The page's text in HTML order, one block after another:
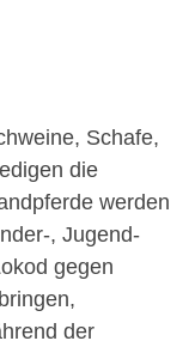
Schafe,
die
werden
, Jugend-
gegen
der